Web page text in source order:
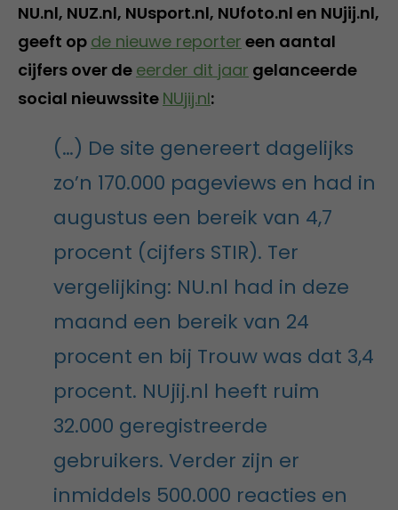
NU.nl, NUZ.nl, NUsport.nl, NUfoto.nl en NUjij.nl,
geeft op de nieuwe reporter een aantal
cijfers over de eerder dit jaar gelanceerde
social nieuwssite NUjij.nl:
(…) De site genereert dagelijks
zo’n 170.000 pageviews en had in
augustus een bereik van 4,7
procent (cijfers STIR). Ter
vergelijking: NU.nl had in deze
maand een bereik van 24
procent en bij Trouw was dat 3,4
procent. NUjij.nl heeft ruim
32.000 geregistreerde
gebruikers. Verder zijn er
inmiddels 500.000 reacties en